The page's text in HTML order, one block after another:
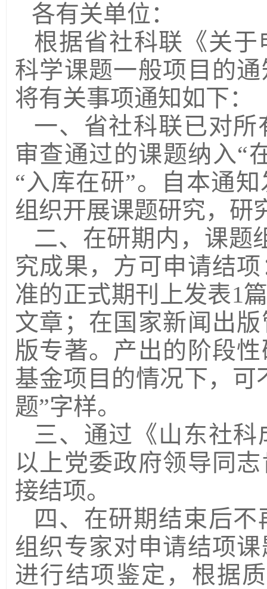
各有关单位：
根据省社科联《关于
科学课题一般项目的
将有关事项通知如下：
一、省社科联已对
审查通过的课题纳入“
“入库在研”。自本通
组织开展课题研究，研
二、在研期内，课题
究成果，方可申请结
准的正式期刊上发表1
文章；在国家新闻出
版专著。产出的阶段
基金项目的情况下，可
题”字样。
三、通过《山东社
以上党委政府领导同
接结项。
四、在研期结束后
组织专家对申请结项
进行结项鉴定，根据